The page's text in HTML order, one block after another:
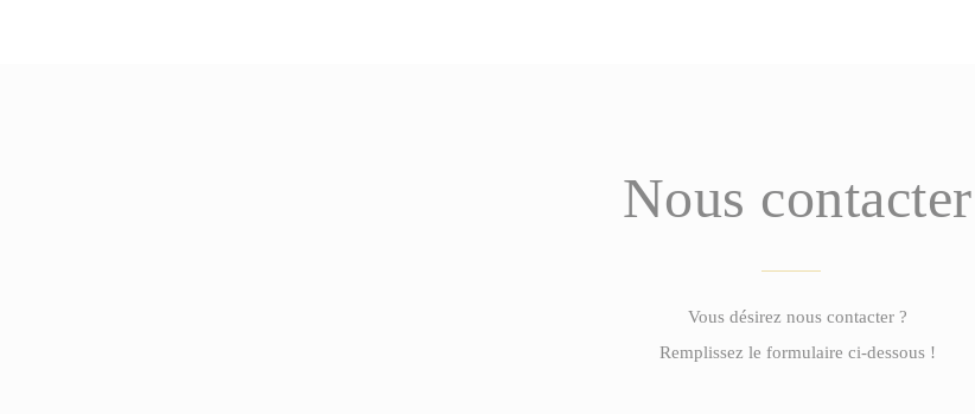
Nous contacter
Vous désirez nous contacter ?
Remplissez le formulaire ci-dessous !